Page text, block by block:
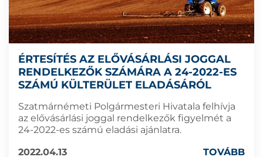
ÉRTESÍTÉS AZ ELŐVÁSÁRLÁSI JOGGAL
RENDELKEZŐK SZÁMÁRA A 24-2022-ES
SZÁMÚ KÜLTERÜLET ELADÁSÁRÓL
Szatmárnémeti Polgármesteri Hivatala felhívja
az elővásárlási joggal rendelkezők figyelmét a
24-2022-es számú eladási ajánlatra.
2022.04.13
TOVÁBB